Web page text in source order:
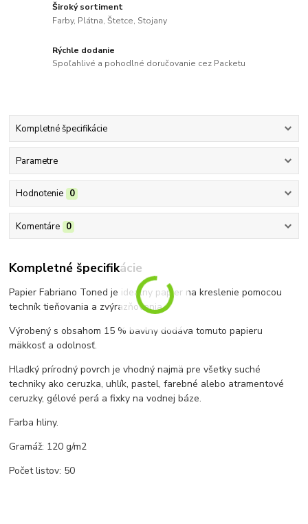
Široký sortiment
Farby, Plátna, Štetce, Stojany
Rýchle dodanie
Spoľahlivé a pohodlné doručovanie cez Packetu
Kompletné špecifikácie
Parametre
Hodnotenie 0
Komentáre 0
Kompletné špecifikácie
Papier Fabriano Toned je ideálny papier na kreslenie pomocou
techník tieňovania a zvýrazňovania.
Výrobený s obsahom 15 % bavlny dodáva tomuto papieru
mäkkosť a odolnosť.
Hladký prírodný povrch je vhodný najmä pre všetky suché
techniky ako ceruzka, uhlík, pastel, farebné alebo atramentové
ceruzky, gélové perá a fixky na vodnej báze.
Farba hliny.
Gramáž: 120 g/m2
Počet listov: 50